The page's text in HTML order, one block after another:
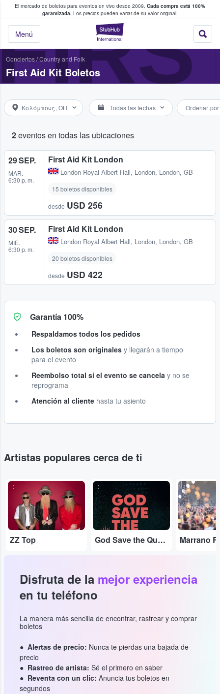
El mercado de boletos para eventos en vivo desde 2009. Cada compra está 100%
garantizada. Los precios pueden variar de su valor original.
StubHub: donde
Menú
fans compran y venden boletos
Conciertos/Country and Folk
First Aid Kit Boletos
Κολόμπους, OH Todas las fechas Ordenar
2eventos en todas las ubicaciones
29 SEP.
MAR.
6:30 p. m.
First Aid Kit London
London Royal Albert Hall, London, London, GB
15 boletos disponibles
desde USD 256
30 SEP.
MIÉ.
6:30 p. m.
First Aid Kit London
London Royal Albert Hall, London, London, GB
20 boletos disponibles
desde USD 422
Garantía 100%
Respaldamos todos los pedidos
Los boletos son originales y llegarán a tiempo
para el evento
Reembolso total si el evento se cancela y no se
reprograma
Atención al cliente hasta tu asiento
Artistas populares cerca de ti
...
ZZ Top
...
God Save the Queen
Adobe Stock
Marrano
Disfruta de la mejor experiencia
en tu teléfono
La manera más sencilla de encontrar, rastrear y comprar
boletos
Alertas de precio: Nunca te pierdas una bajada de
precio
Rastreo de artista: Sé el primero en saber
Reventa con un clic: Anuncia tus boletos en
segundos